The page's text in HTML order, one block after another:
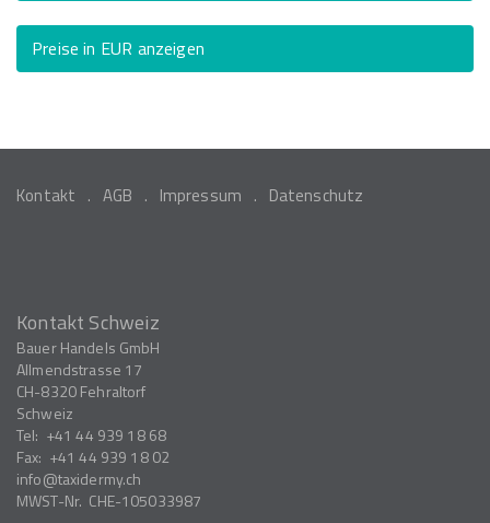
Preise in EUR anzeigen
Kontakt AGB Impressum Datenschutz
Kontakt Schweiz
Bauer Handels GmbH
Allmendstrasse 17
CH-8320Fehraltorf
Schweiz
Tel: +41 44 939 18 68
Fax: +41 44 939 18 02
info
taxidermy.ch
MWST-Nr. CHE-105033987